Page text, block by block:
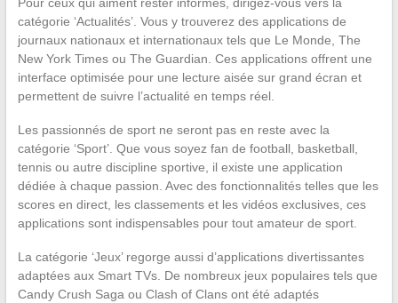
catégorie ‘Actualités’. Vous y trouverez des applications de
journaux nationaux et internationaux tels que Le Monde, The
New York Times ou The Guardian. Ces applications offrent une
interface optimisée pour une lecture aisée sur grand écran et
permettent de suivre l’actualité en temps réel.
Les passionnés de sport ne seront pas en reste avec la
catégorie ‘Sport’. Que vous soyez fan de football, basketball,
tennis ou autre discipline sportive, il existe une application
dédiée à chaque passion. Avec des fonctionnalités telles que les
scores en direct, les classements et les vidéos exclusives, ces
applications sont indispensables pour tout amateur de sport.
La catégorie ‘Jeux’ regorge aussi d’applications divertissantes
adaptées aux Smart TVs. De nombreux jeux populaires tels que
Candy Crush Saga ou Clash of Clans ont été adaptés